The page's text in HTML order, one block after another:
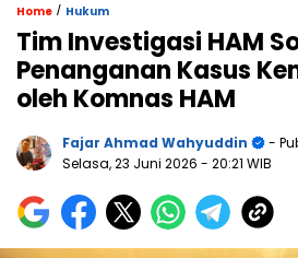
Home / Hukum
Tim Investigasi HAM
Penanganan Kasus
oleh Komnas HAM
Fajar Ahmad Wahyuddin
-
Selasa, 23 Juni 2026 - 20:21 WIB